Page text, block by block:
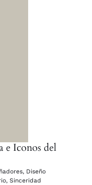
e Iconos del
, Diseño
, Sinceridad